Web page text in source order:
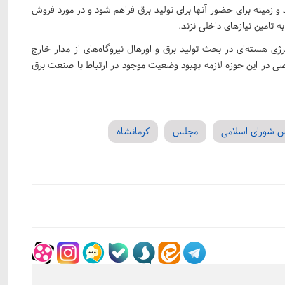
برای حضور آنها برای تولید برق فراهم شود و در مورد فروش
نیازهای داخلی نزند.
در بحث تولید برق و اورهال نیروگاه‌های از مدار خارج
حوزه لازمه بهبود وضعیت موجود در ارتباط با صنعت برق
شورای اسلامی مجلس
کرمانشاه